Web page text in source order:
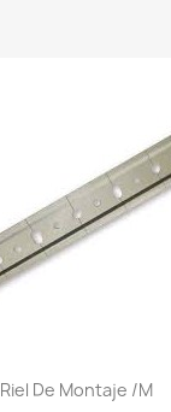
Riel De Montaje /m